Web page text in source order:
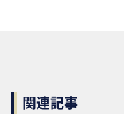
関連記事